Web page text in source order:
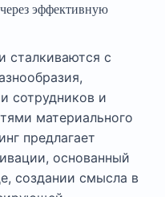
эффективную
сталкиваются с
сотрудников и
материального
предлагает
основанный
создании смысла в